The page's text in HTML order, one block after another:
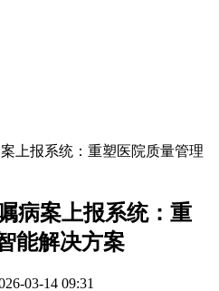
上报系统：重塑医院质量管理
病案上报系统：重
能解决方案
03-14 09:31